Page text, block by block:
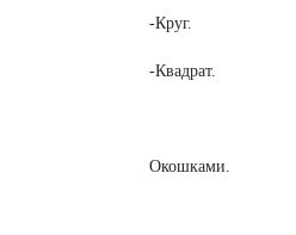
-Круг.
-Квадрат.
Окошками.